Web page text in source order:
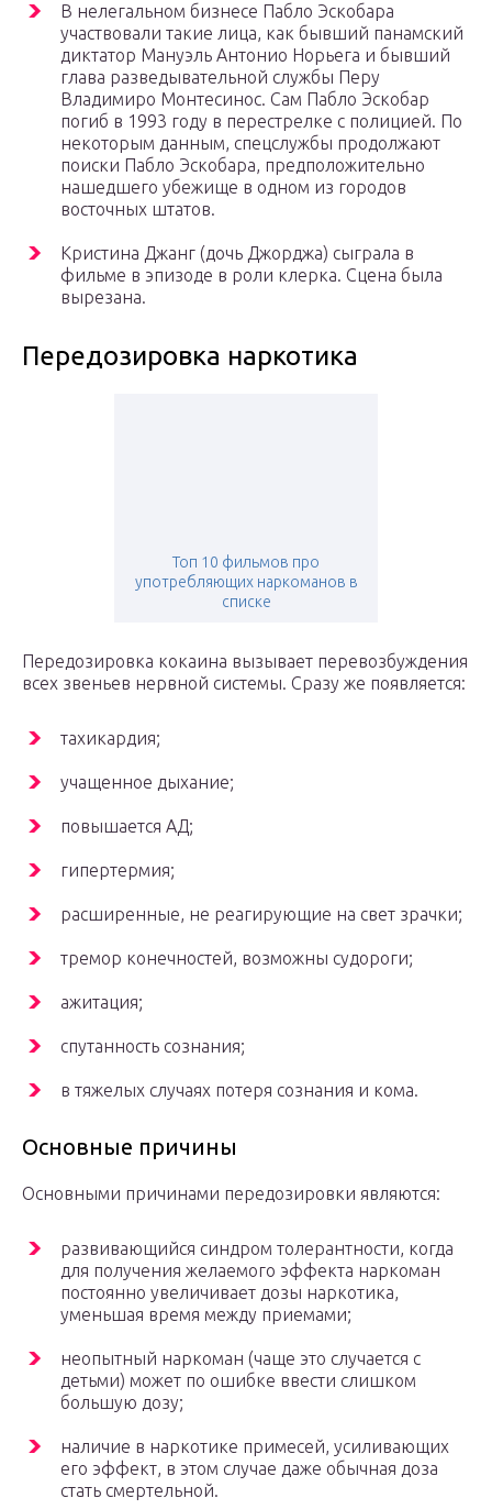
В нелегальном бизнесе Пабло Эскобара
участвовали такие лица, как бывший панамский
диктатор Мануэль Антонио Норьега и бывший
глава разведывательной службы Перу
Владимиро Монтесинос. Сам Пабло Эскобар
погиб в 1993 году в перестрелке с полицией. По
некоторым данным, спецслужбы продолжают
поиски Пабло Эскобара, предположительно
нашедшего убежище в одном из городов
восточных штатов.
Кристина Джанг (дочь Джорджа) сыграла в
фильме в эпизоде в роли клерка. Сцена была
вырезана.
Передозировка наркотика
Топ 10 фильмов про
употребляющих наркоманов в
списке
Передозировка кокаина вызывает перевозбуждения
всех звеньев нервной системы. Сразу же появляется:
тахикардия;
учащенное дыхание;
повышается АД;
гипертермия;
расширенные, не реагирующие на свет зрачки;
тремор конечностей, возможны судороги;
ажитация;
спутанность сознания;
в тяжелых случаях потеря сознания и кома.
Основные причины
Основными причинами передозировки являются:
развивающийся синдром толерантности, когда
для получения желаемого эффекта наркоман
постоянно увеличивает дозы наркотика,
уменьшая время между приемами;
неопытный наркоман (чаще это случается с
детьми) может по ошибке ввести слишком
большую дозу;
наличие в наркотике примесей, усиливающих
его эффект, в этом случае даже обычная доза
стать смертельной.